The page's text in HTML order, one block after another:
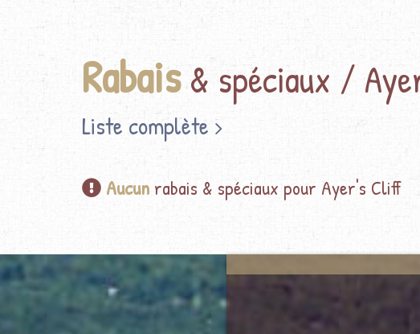
Rabais& spéciaux /
Liste complète
Aucun rabais & spéciaux pour Ayer's Cliff